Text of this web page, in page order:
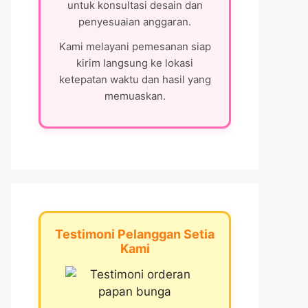
untuk konsultasi desain dan
penyesuaian anggaran.
Kami melayani pemesanan siap
kirim langsung ke lokasi
ketepatan waktu dan hasil yang
memuaskan.
Testimoni Pelanggan Setia
Kami